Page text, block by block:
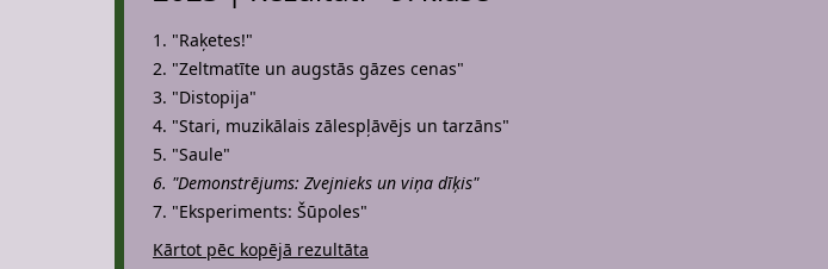
1. "Raķetes!"
2. "Zeltmatīte un augstās gāzes cenas"
3. "Distopija"
4. "Stari, muzikālais zālespļāvējs un tarzāns"
5. "Saule"
6. "Demonstrējums: Zvejnieks un viņa dīķis"
7. "Eksperiments: Šūpoles"
Kārtot pēc kopējā rezultāta